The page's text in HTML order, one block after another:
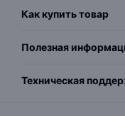
Как купить товар
Полезная
Техническая